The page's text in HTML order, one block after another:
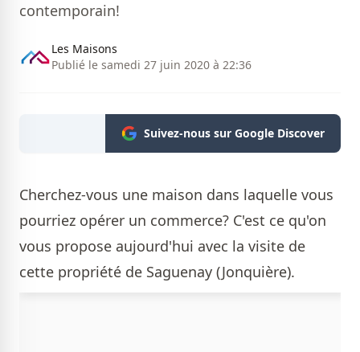
contemporain!
Les Maisons
Publié le samedi 27 juin 2020 à 22:36
Suivez-nous sur Google Discover
Cherchez-vous une maison dans laquelle vous
pourriez opérer un commerce? C'est ce qu'on
vous propose aujourd'hui avec la visite de
cette propriété de Saguenay (Jonquière).